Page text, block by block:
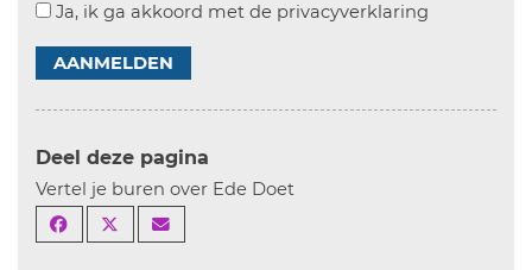
Ja, ik ga akkoord met de privacyverklaring
AANMELDEN
Deel deze pagina
Vertel je buren over Ede Doet